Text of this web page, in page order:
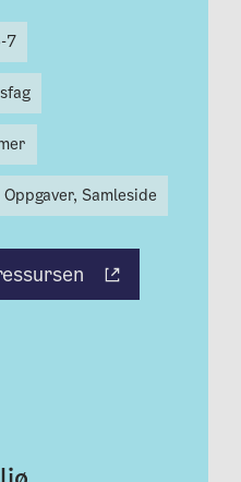
7
Oppgaver, Samleside